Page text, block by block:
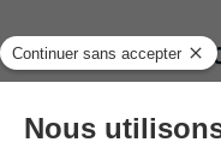
Présentation de
Marina Resort
Description, Accès, Points